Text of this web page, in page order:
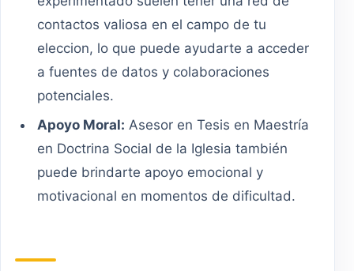
contactos valiosa en el campo de tu
eleccion, lo que puede ayudarte a acceder
a fuentes de datos y colaboraciones
potenciales.
Apoyo Moral: Asesor en Tesis en Maestría
en Doctrina Social de la Iglesia también
puede brindarte apoyo emocional y
motivacional en momentos de dificultad.